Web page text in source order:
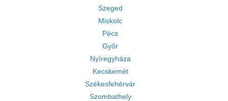
Szeged
Miskolc
Pécs
Győr
Nyíregyháza
Kecskemét
Székesfehérvár
Szombathely